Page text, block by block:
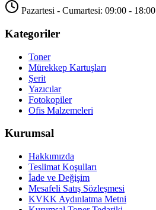
Pazartesi - Cumartesi: 09:00 - 18:00
Kategoriler
Toner
Mürekkep Kartuşları
Şerit
Yazıcılar
Fotokopiler
Ofis Malzemeleri
Kurumsal
Hakkımızda
Teslimat Koşulları
İade ve Değişim
Mesafeli Satış Sözleşmesi
KVKK Aydınlatma Metni